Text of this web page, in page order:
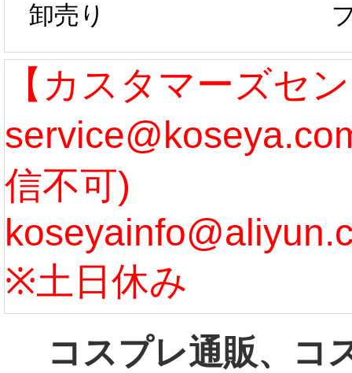
作、発送予定と
なります。 ...
[more]
たし
ル期
まで
う...
卸売り
【カスタマーズセ
信不可)
※土日休み
コスプレ通販、コ